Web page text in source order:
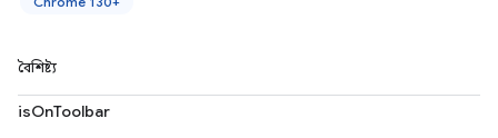
বৈশিষ্ট্য
isOnToolbar